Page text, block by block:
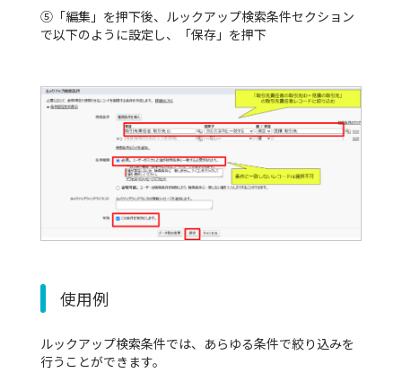
⑤「編集」を押下後、ルックアップ検索条件セクション
で以下のように設定し、「保存」を押下
使用例
ルックアップ検索条件では、あらゆる条件で絞り込みを
行うことができます。